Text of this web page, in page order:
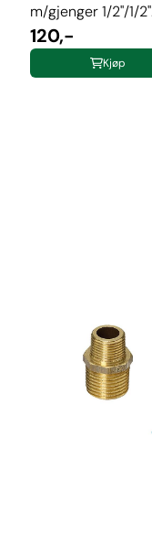
m/gjenger 1/2"/1/2"
messing
120,-
Kjøp